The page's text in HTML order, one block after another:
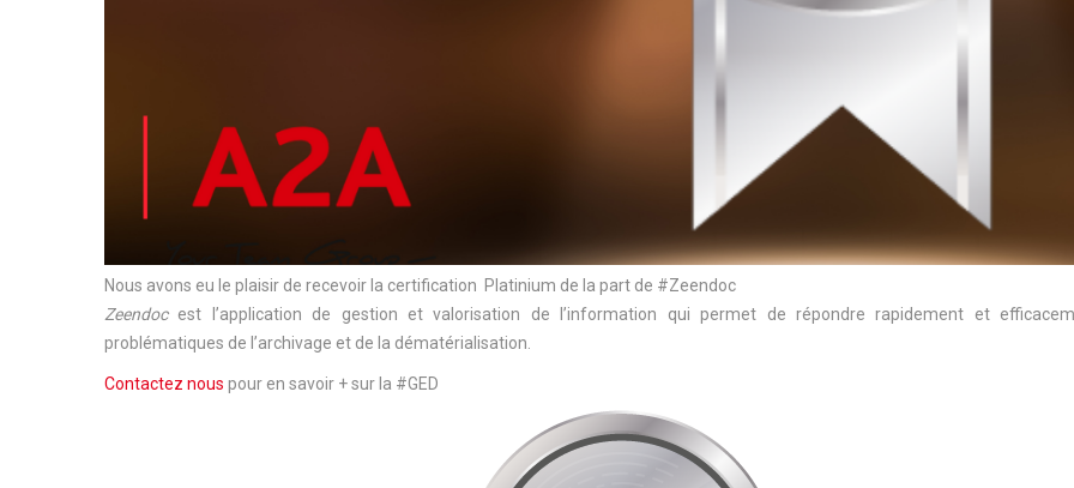
Nous avons eu le plaisir de recevoir la certification Platinium de la part de #Zeendoc
Zeendocest l’application de gestion et valorisation de l’information qui permet de répondre rapidement et
problématiques de l’archivage et de la dématérialisation.
Contactez nous pour en savoir + sur la #GED